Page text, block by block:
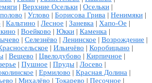
| Верхние Осельки | Осельки |
| Углово | Борисова Грива | Ненимяки |
| Кальтино | Лесное | Заневка | Хапо-Ое |
| Воейково | Юкки | Каменка |
| Селезнёво | Ленинское | Возрождение |
| Ильичёво | Коробицыно |
| Вещево | Цвелодубово | Кирпичное |
| Пушное | Пруды | Лосево |
| Ермилово | Красная Долина |
| Михалёво | Токарево | Песочное |